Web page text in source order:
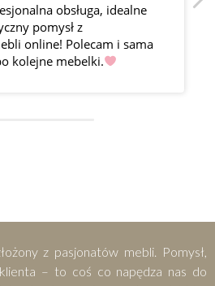
obsługa, idealne
pomysł z
online! Polecam i sama
kolejne mebelki.
z pasjonatów mebli. Pomysł,
– to coś co napędza nas do